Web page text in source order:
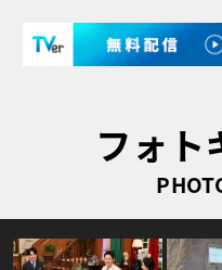
フォト